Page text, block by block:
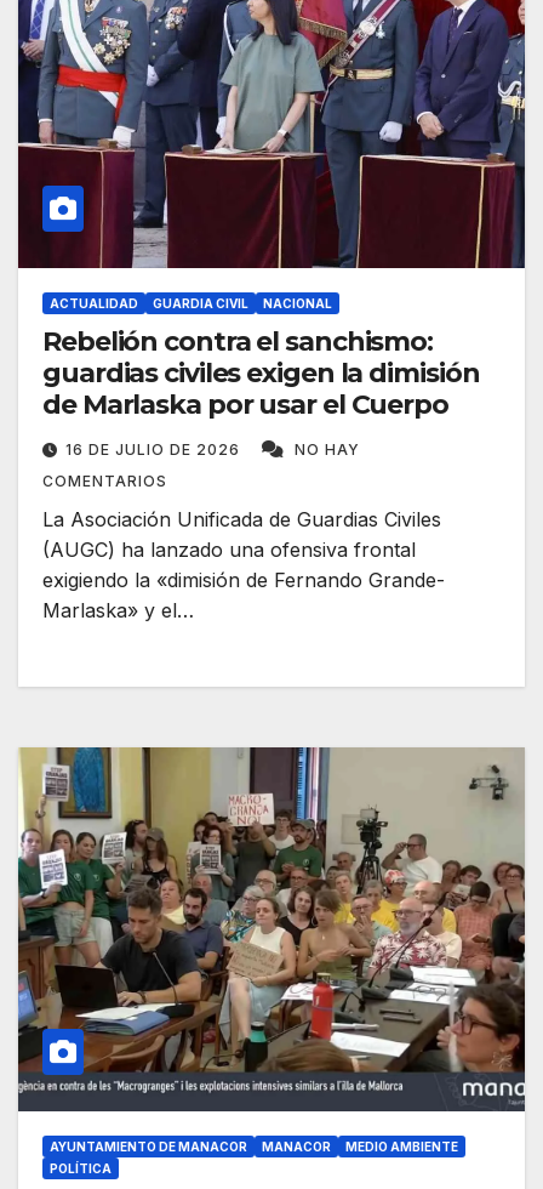
ACTUALIDAD GUARDIA CIVIL NACIONAL
Rebelión contra el sanchismo:
guardias civiles exigen la dimisión
de Marlaska por usar el Cuerpo
16 DE JULIO DE 2026
NO HAY
COMENTARIOS
La Asociación Unificada de Guardias Civiles
(AUGC) ha lanzado una ofensiva frontal
exigiendo la «dimisión de Fernando Grande-
Marlaska» y el…
AYUNTAMIENTO DE MANACOR MANACOR
MEDIO AMBIENTE
POLÍTICA